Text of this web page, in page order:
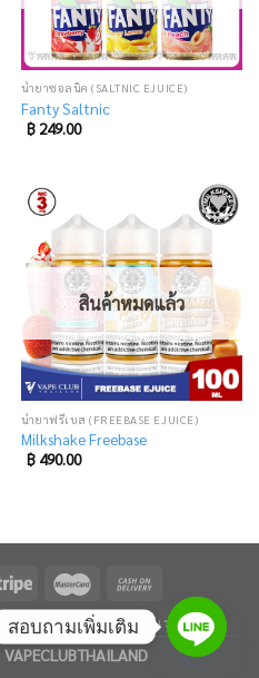
น้ำยาซอลนิค (SALTNIC EJUICE)
Fanty Saltnic
฿249.00
to
wishlist
สินค้าหมดแล้ว
น้ำยาฟรีเบส (FREEBASE EJUICE)
Milkshake Freebase
฿490.00
ข่าวและบทความ ติดต่อเรา
VAPECLUBTHAILAND
สอบถามเพิ่มเติม